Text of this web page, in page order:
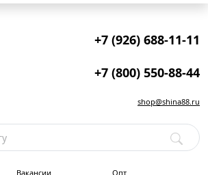
+7 (926) 688-11-11
+7 (800) 550-88-44
shop@shina88.ru
Вакансии Опт